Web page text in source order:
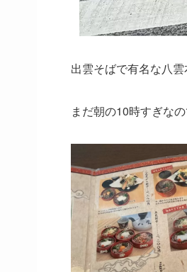
出雲そばで有名な八雲
まだ朝の10時すぎな